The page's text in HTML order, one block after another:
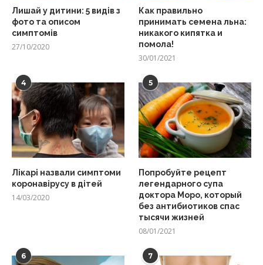
Лишай у дитини: 5 видів з
фото та описом
симптомів
27/10/2020
Как правильно
принимать семена льна:
никакого кипятка и
помола!
30/01/2021
4
Лікарі назвали симптоми
коронавірусу в дітей
14/03/2020
5
Попробуйте рецепт
легендарного супа
доктора Моро, который
без антибиотиков спас
тысячи жизней
08/01/2021
6 7